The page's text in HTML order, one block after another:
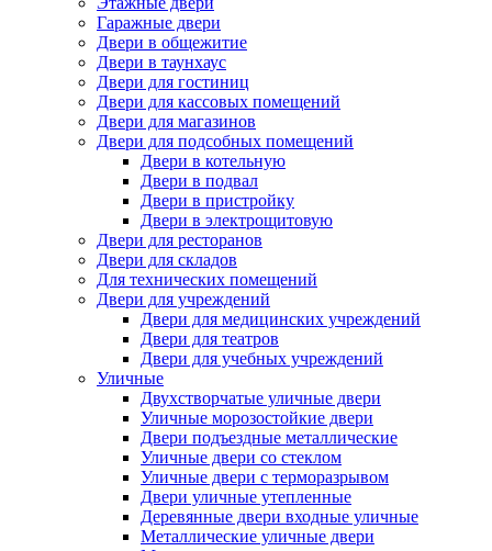
Гаражные двери
Двери в общежитие
Двери в таунхаус
Двери для гостиниц
Двери для кассовых помещений
Двери для магазинов
Двери для подсобных помещений
Двери в котельную
Двери в подвал
Двери в пристройку
Двери в электрощитовую
Двери для ресторанов
Двери для складов
Для технических помещений
Двери для учреждений
Двери для медицинских учреждений
Двери для театров
Двери для учебных учреждений
Уличные
Двухстворчатые уличные двери
Уличные морозостойкие двери
Двери подъездные металлические
Уличные двери со стеклом
Уличные двери с терморазрывом
Двери уличные утепленные
Деревянные двери входные уличные
Металлические уличные двери